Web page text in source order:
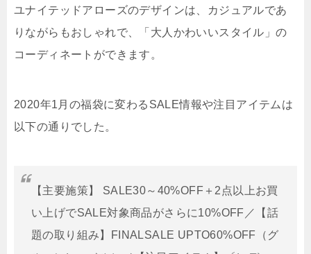
ユナイテッドアローズのデザインは、カジュアルであ
りながらもおしゃれで、「大人かわいいスタイル」の
コーディネートができます。
2020年1月の福袋に変わるSALE情報や注目アイテムは
以下の通りでした。
【主要施策】 SALE30～40%OFF＋2点以上お買
い上げでSALE対象商品がさらに10%OFF／【話
題の取り組み】FINALSALE UPTO60%OFF（グ